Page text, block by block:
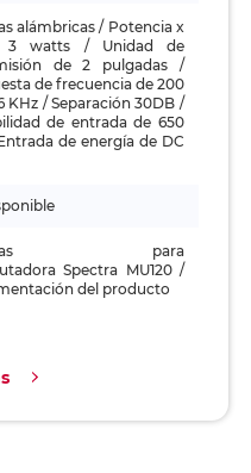
alámbricas / Potencia x
watts / Unidad de
de 2 pulgadas /
de frecuencia de 200
KHz / Separación 30DB /
de entrada de 650
de energía de DC
para
Spectra MU120 /
del producto